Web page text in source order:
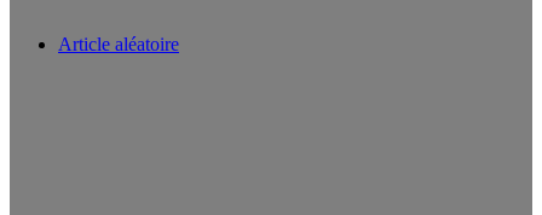
Article aléatoire